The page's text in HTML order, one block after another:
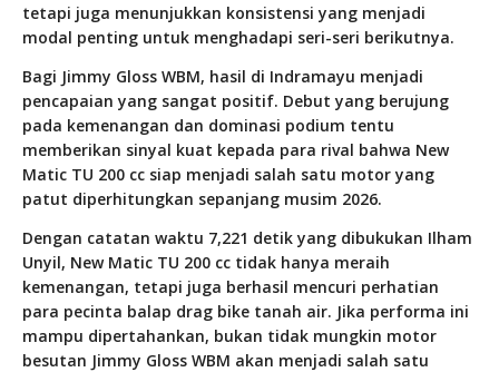
tetapi juga menunjukkan konsistensi yang menjadi
modal penting untuk menghadapi seri-seri berikutnya.
Bagi Jimmy Gloss WBM, hasil di Indramayu menjadi
pencapaian yang sangat positif. Debut yang berujung
pada kemenangan dan dominasi podium tentu
memberikan sinyal kuat kepada para rival bahwa New
Matic TU 200 cc siap menjadi salah satu motor yang
patut diperhitungkan sepanjang musim 2026.
Dengan catatan waktu 7,221 detik yang dibukukan Ilham
Unyil, New Matic TU 200 cc tidak hanya meraih
kemenangan, tetapi juga berhasil mencuri perhatian
para pecinta balap drag bike tanah air. Jika performa ini
mampu dipertahankan, bukan tidak mungkin motor
besutan Jimmy Gloss WBM akan menjadi salah satu